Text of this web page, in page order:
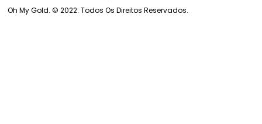
Oh My Gold. © 2022. Todos Os Direitos Reservados.